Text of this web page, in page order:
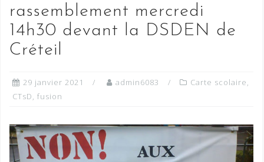
rassemblement mercredi
14h30 devant la DSDEN de
Créteil
29 janvier 2021 admin6083 Carte scolaire,
CTsD, fusion